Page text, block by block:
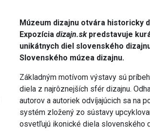
Múzeum dizajnu otvára historicky
Expozíciadizajn.skpredstavuje
unikátnych diel slovenského
Slovenského múzea dizajnu.
Základným motívom výstavy sú
diela z najrôznejších sfér dizajnu.
autorov a autoriek odvíjajúcich sa na
systém zložený zo sústavy
osvetľujú ikonické diela slovenského